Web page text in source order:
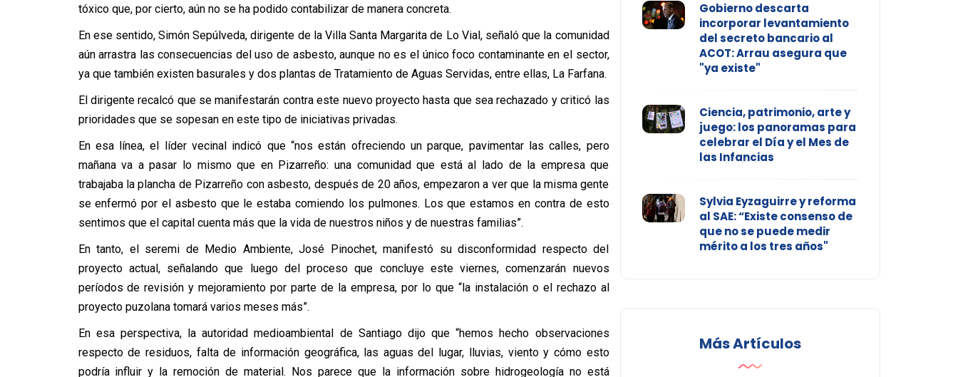
tóxico que, por cierto, aún no se ha podido contabilizar de manera concreta.
En ese sentido, Simón Sepúlveda, dirigente de la Villa Santa Margarita de Lo Vial, señaló que la comunidad
aún arrastra las consecuencias del uso de asbesto, aunque no es el único foco contaminante en el sector,
ya que también existen basurales y dos plantas de Tratamiento de Aguas Servidas, entre ellas, La Farfana.
El dirigente recalcó que se manifestarán contra este nuevo proyecto hasta que sea rechazado y criticó las
prioridades que se sopesan en este tipo de iniciativas privadas.
En esa línea, el líder vecinal indicó que “nos están ofreciendo un parque, pavimentar las calles, pero
mañana va a pasar lo mismo que en Pizarreño: una comunidad que está al lado de la empresa que
trabajaba la plancha de Pizarreño con asbesto, después de 20 años, empezaron a ver que la misma gente
se enfermó por el asbesto que le estaba comiendo los pulmones. Los que estamos en contra de esto
sentimos que el capital cuenta más que la vida de nuestros niños y de nuestras familias”.
En tanto, el seremi de Medio Ambiente, José Pinochet, manifestó su disconformidad respecto del
proyecto actual, señalando que luego del proceso que concluye este viernes, comenzarán nuevos
períodos de revisión y mejoramiento por parte de la empresa, por lo que “la instalación o el rechazo al
proyecto puzolana tomará varios meses más”.
En esa perspectiva, la autoridad medioambiental de Santiago dijo que “hemos hecho observaciones
respecto de residuos, falta de información geográfica, las aguas del lugar, lluvias, viento y cómo esto
podría influir y la remoción de material. Nos parece que la información sobre hidrogeología no está
Gobierno descarta
incorporar levantamiento
del secreto bancario al
ACOT: Arrau asegura que
"ya existe"
Ciencia, patrimonio, arte y
juego: los panoramas para
celebrar el Día y el Mes de
las Infancias
Sylvia Eyzaguirre y reforma
al SAE: “Existe consenso de
que no se puede medir
mérito a los tres años"
Más Artículos